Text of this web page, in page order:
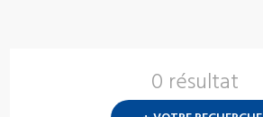
0 résultat